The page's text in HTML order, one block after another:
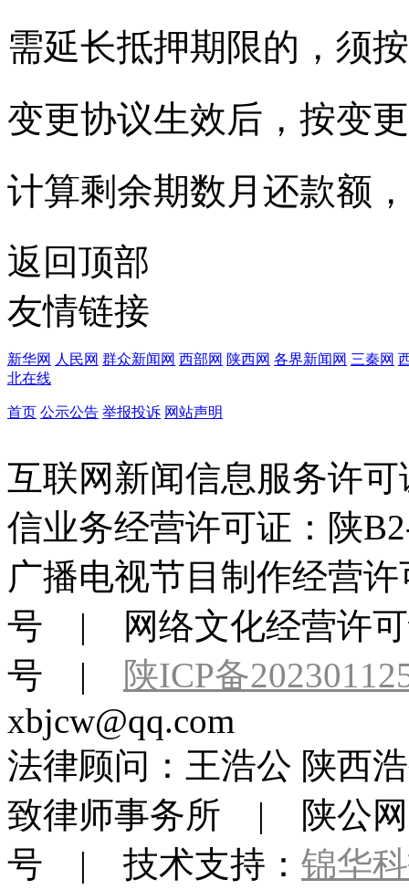
需延长抵押期限的，须
变更协议生效后，按变
计算剩余期数月还款额
返回顶部
友情链接
新华网 人民网 群众新闻网 西部网 陕西网 各界新闻网 三秦网
北在线
首页 公示公告 举报投诉 网站声明
互联网新闻信息服务许
信业务经营许可证：陕
广播电视节目制作经营
号 | 网络文化经营许可
号 |
陕ICP备
xbjcw@qq.com
法律顾问：王浩公 陕西
致律师事务所 | 陕公网
号 | 技术支持： 锦华